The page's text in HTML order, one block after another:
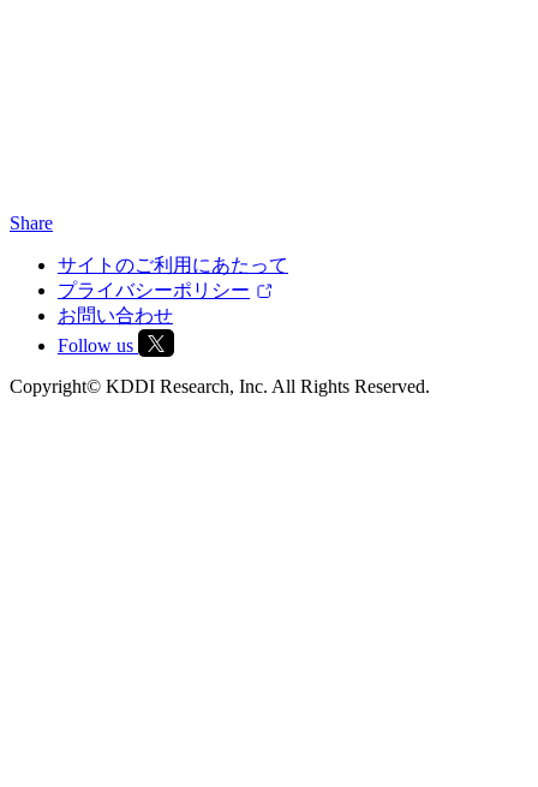
Share
サイトのご利用にあたって
プライバシーポリシー
お問い合わせ
Follow us
Copyright© KDDI Research, Inc. All Rights Reserved.